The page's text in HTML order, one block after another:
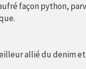
façon python,
allié du denim